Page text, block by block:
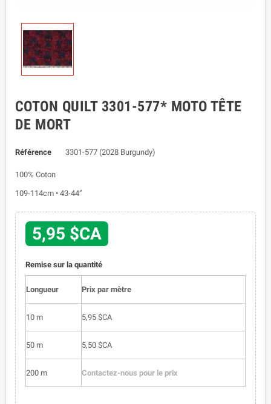
COTON QUILT 3301-577* MOTO TÊTE
DE MORT
Référence 3301-577 (2028 Burgundy)
100% Coton
109-114cm • 43-44”
5,95 $CA
Remise sur la quantité
Longueur Prix par mètre
10 m 5,95 $CA
50 m 5,50 $CA
200 m Contactez-nous pour le prix